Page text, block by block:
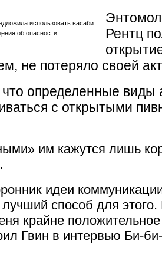
использовать васаби
об опасности
Рентц
не потеряло своей
определенные виды
с открытыми
им кажутся лишь
идеи
способ для этого.
крайне
Гвин в интервью Би-